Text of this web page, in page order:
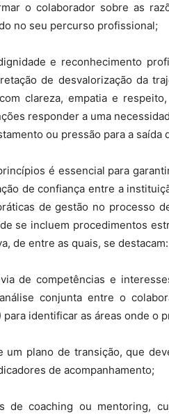
o colaborador sobre as
no seu percurso profissional;
e reconhecimento
de desvalorização da
clareza, empatia e
responder a uma
ou pressão para a saída
é essencial para
de confiança entre a
de gestão no processo
se incluem procedimentos
de entre as quais, se destacam:
de competências e
conjunta entre o
para identificar as áreas onde
um plano de transição, que
de acompanhamento;
de coaching ou mentoring,